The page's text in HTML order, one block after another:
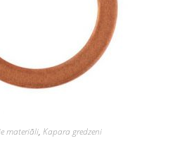
materiāli, Kapara gredzeni